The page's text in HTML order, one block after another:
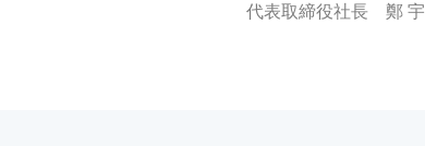
代表取締役社長 鄭 宇